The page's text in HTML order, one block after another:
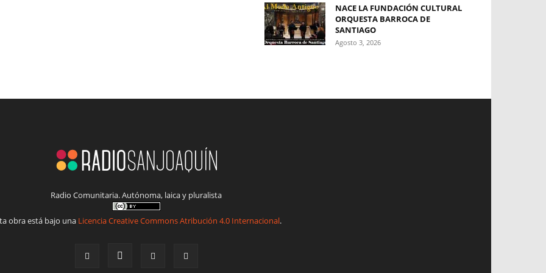
NACE LA FUNDACIÓN CULTURAL
ORQUESTA BARROCA DE
SANTIAGO
Agosto 3, 2026
Radio Comunitaria. Autónoma, laica y pluralista
obra está bajo una Licencia Creative Commons Atribución 4.0 Internacional.